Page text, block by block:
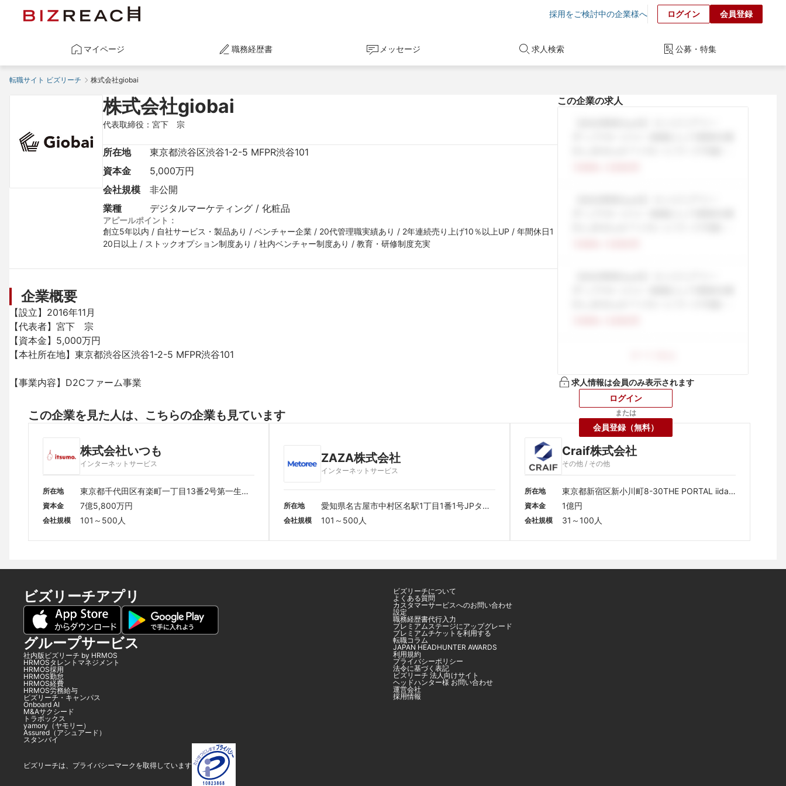
採用をご検討中の企業様へ ログイン 会員登録
マイページ 職務経歴書 メッセージ 求人検索 公募・特集
転職サイト ビズリーチ 株式会社giobai
株式会社giobai
代表取締役：宮下　宗
所在地
東京都渋谷区渋谷1-2-5 MFPR渋谷101
資本金
5,000万円
会社規模
非公開
業種
デジタルマーケティング / 化粧品
アピールポイント：
創立5年以内 / 自社サービス・製品あり / ベンチャー企業 / 20代管理職実績あり / 2年連続売り上げ10％以上UP / 年間休日1
20日以上 / ストックオプション制度あり / 社内ベンチャー制度あり / 教育・研修制度充実
企業概要
【設立】2016年11月
【代表者】宮下　宗
【資本金】5,000万円
【本社所在地】東京都渋谷区渋谷1-2-5 MFPR渋谷101
この企業の求人
求人情報は会員のみ表示されます
ログイン
または
会員登録（無料）
この企業を見た人は、こちらの企業も見ています
株式会社いつも
インターネットサービス
所在地
東京都千代田区有楽町一丁目13番2号第一生命
日比谷ファースト 21階
資本金 7億5,800万円
会社規模 101～500人
ZAZA株式会社
インターネットサービス
所在地
愛知県名古屋市中村区名駅1丁目1番1号JPタワ
ー名古屋21F
会社規模 101～500人
Craif株式会社
その他 / その他
所在地
東京都新宿区新小川町8-30THE PORTAL iidab
ashi B1F
資本金 1億円
会社規模 31～100人
ビズリーチアプリ
グループサービス
社内版ビズリーチ by HRMOS
HRMOSタレントマネジメント
HRMOS採用
HRMOS勤怠
HRMOS経費
HRMOS労務給与
ビズリーチ・キャンパス
Onboard AI
M&Aサクシード
トラボックス
yamory（ヤモリー）
Assured（アシュアード）
スタンバイ
ビズリーチについて
よくある質問
カスタマーサービスへのお問い合わせ
設定
職務経歴書代行入力
プレミアムステージにアップグレード
プレミアムチケットを利用する
転職コラム
JAPAN HEADHUNTER AWARDS
利用規約
プライバシーポリシー
法令に基づく表記
ビズリーチ 法人向けサイト
ヘッドハンター様 お問い合わせ
運営会社
採用情報
ビズリーチは、プライバシーマークを取得しています